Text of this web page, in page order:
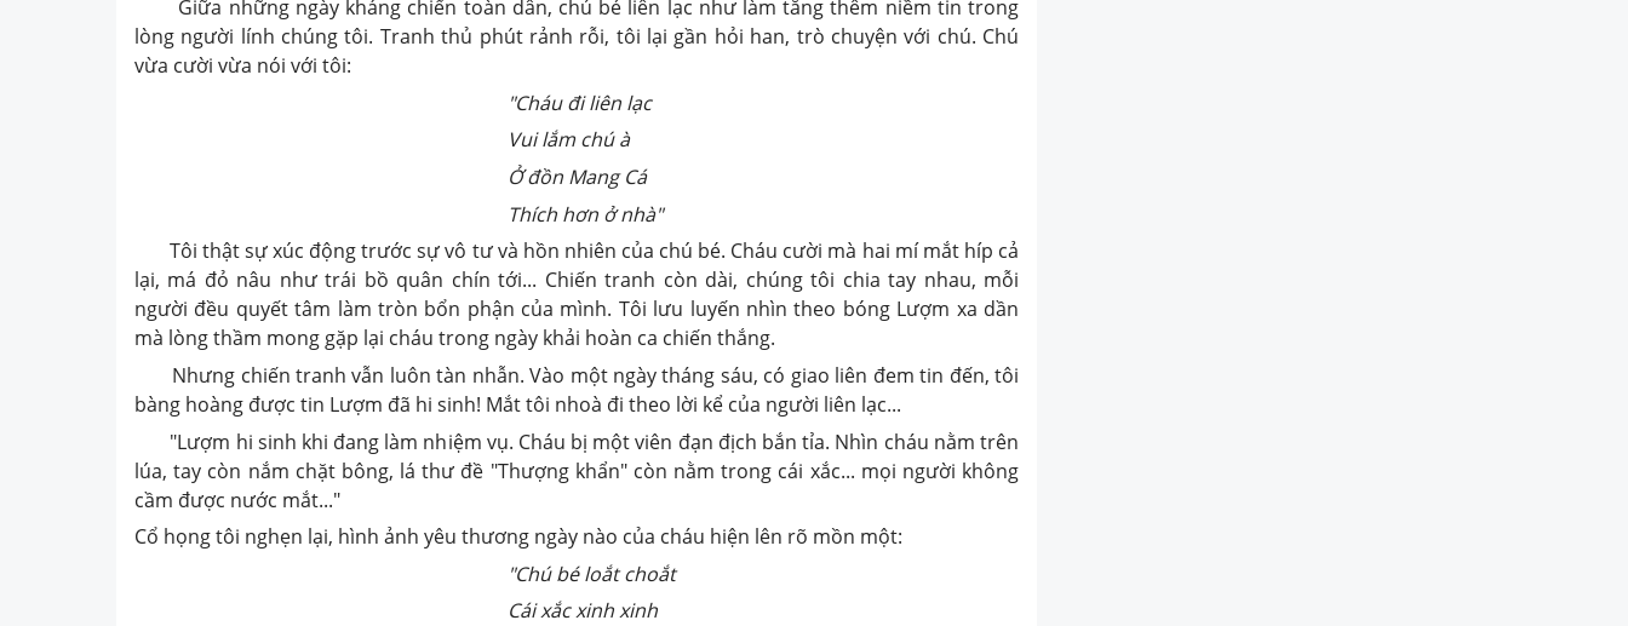
Giữa những ngày kháng chiến toàn dân, chú bé liên lạc như làm tăng thêm niềm tin trong
lòng người lính chúng tôi. Tranh thủ phút rảnh rỗi, tôi lại gần hỏi han, trò chuyện với chú. Chú
vừa cười vừa nói với tôi:
"Cháu đi liên lạc
Vui lắm chú à
Ở đồn Mang Cá
Thích hơn ở nhà"
Tôi thật sự xúc động trước sự vô tư và hồn nhiên của chú bé. Cháu cười mà hai mí mắt híp cả
lại, má đỏ nâu như trái bồ quân chín tới... Chiến tranh còn dài, chúng tôi chia tay nhau, mỗi
người đều quyết tâm làm tròn bổn phận của mình. Tôi lưu luyến nhìn theo bóng Lượm xa dần
mà lòng thầm mong gặp lại cháu trong ngày khải hoàn ca chiến thắng.
Nhưng chiến tranh vẫn luôn tàn nhẫn. Vào một ngày tháng sáu, có giao liên đem tin đến, tôi
bàng hoàng được tin Lượm đã hi sinh! Mắt tôi nhoà đi theo lời kể của người liên lạc...
"Lượm hi sinh khi đang làm nhiệm vụ. Cháu bị một viên đạn địch bắn tỉa. Nhìn cháu nằm trên
lúa, tay còn nắm chặt bông, lá thư đề "Thượng khẩn" còn nằm trong cái xắc... mọi người không
cầm được nước mắt..."
Cổ họng tôi nghẹn lại, hình ảnh yêu thương ngày nào của cháu hiện lên rõ mồn một:
"Chú bé loắt choắt
Cái xắc xinh xinh